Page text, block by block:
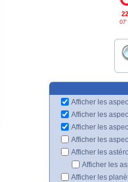
07'
Afficher les
Afficher les
Afficher les
Afficher les
Afficher les
Afficher les
Afficher les